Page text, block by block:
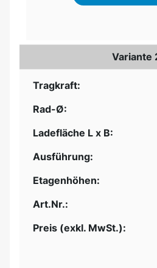
Variante
Tragkraft:
Rad-Ø:
Ladefläche L x B:
Ausführung:
Etagenhöhen:
Art.Nr.:
Preis (exkl. MwSt.):